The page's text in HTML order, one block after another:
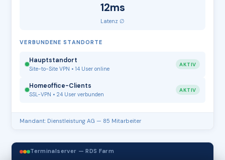
12ms
Latenz ∅
VERBUNDENE STANDORTE
Hauptstandort
Site-to-Site VPN • 14 User online
AKTIV
Homeoffice-Clients
SSL-VPN • 24 User verbunden
AKTIV
Mandant: Dienstleistung AG — 85 Mitarbeiter
Terminalserver — RDS Farm